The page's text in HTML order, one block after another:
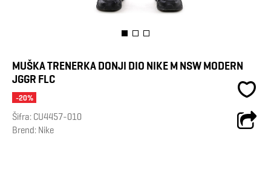
MUŠKA TRENERKA DONJI DIO NIKE M NSW MODERN
JGGR FLC
-20%
Šifra: CU4457-010
Brend: Nike